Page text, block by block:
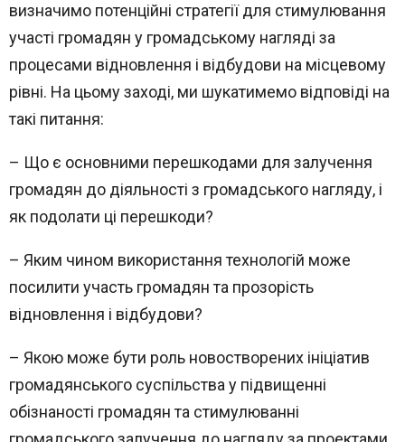
визначимо потенційні стратегії для стимулювання
участі громадян у громадському нагляді за
процесами відновлення і відбудови на місцевому
рівні. На цьому заході, ми шукатимемо відповіді на
такі питання:
– Що є основними перешкодами для залучення
громадян до діяльності з громадського нагляду, і
як подолати ці перешкоди?
– Яким чином використання технологій може
посилити участь громадян та прозорість
відновлення і відбудови?
– Якою може бути роль новостворених ініціатив
громадянського суспільства у підвищенні
обізнаності громадян та стимулюванні
Home
Schedules
Speakers
About